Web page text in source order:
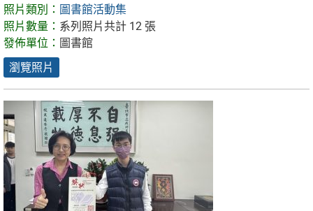
照片類別： 圖書館活動集
照片數量： 系列照片共計 12 張
發佈單位： 圖書館
瀏覽照片